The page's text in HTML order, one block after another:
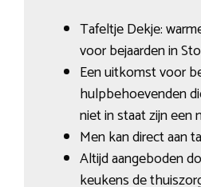
Tafeltje Dekje:
voor bejaarden in
Een uitkomst voor
hulpbehoevenden
niet in staat zijn een
Men kan direct aan
Altijd aangeboden
keukens de